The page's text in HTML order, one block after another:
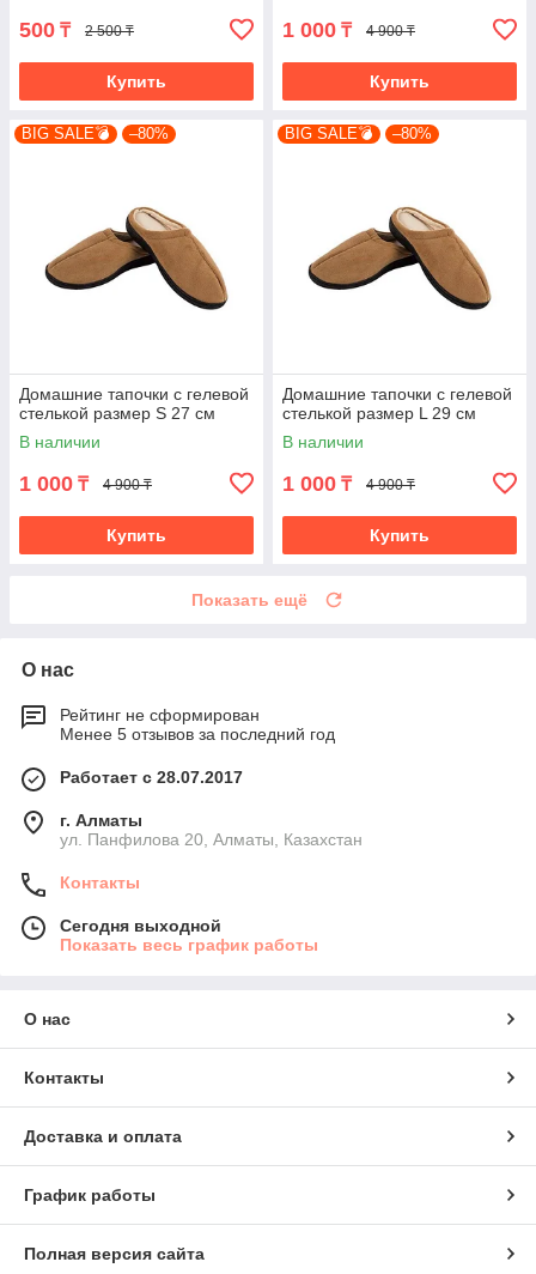
500 ₸ 2 500 ₸
Купить
1 000 ₸ 4 900 ₸
Купить
BIG SALE💣 –80%
Домашние тапочки с гелевой
стелькой размер S 27 см
В наличии
1 000 ₸ 4 900 ₸
Купить
BIG SALE💣 –80%
Домашние тапочки с гелевой
стелькой размер L 29 см
В наличии
1 000 ₸ 4 900 ₸
Купить
Показать ещё
О нас
Рейтинг не сформирован
Менее 5 отзывов за последний год
Работает с 28.07.2017
г. Алматы
ул. Панфилова 20, Алматы, Казахстан
Контакты
Сегодня выходной
Показать весь график работы
О нас
Контакты
Доставка и оплата
График работы
Полная версия сайта